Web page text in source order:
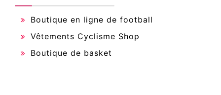
Boutique en ligne de football
Vêtements Cyclisme Shop
Boutique de basket